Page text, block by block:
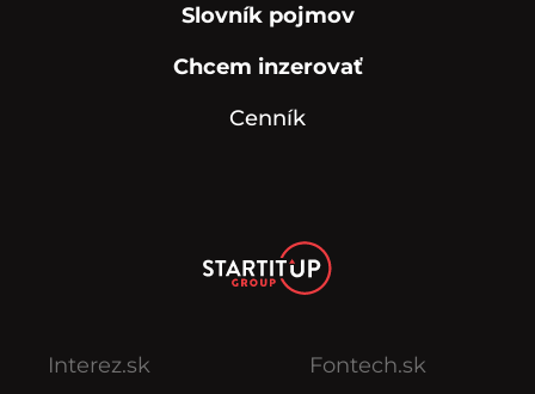
Slovník pojmov
Chcem inzerovať
Cenník
Interez.sk
Fontech.sk